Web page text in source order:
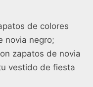
de colores
novia negro;
zapatos de novia
vestido de fiesta